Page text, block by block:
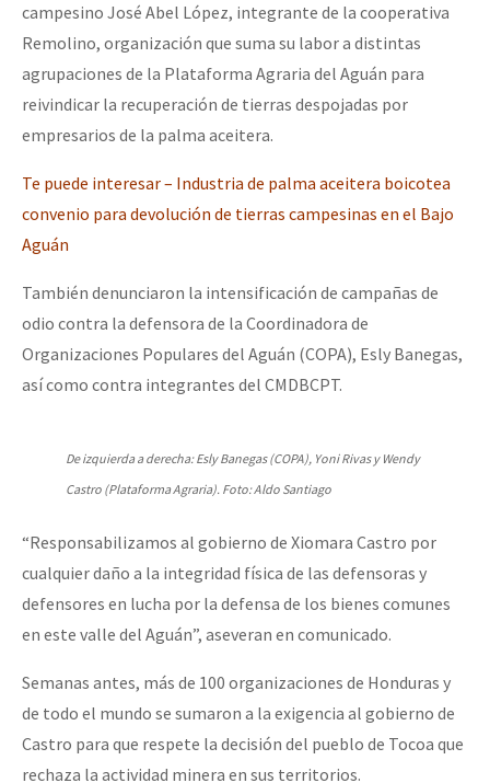
campesino José Abel López, integrante de la cooperativa
Remolino, organización que suma su labor a distintas
agrupaciones de la Plataforma Agraria del Aguán para
reivindicar la recuperación de tierras despojadas por
empresarios de la palma aceitera.
Te puede interesar – Industria de palma aceitera boicotea
convenio para devolución de tierras campesinas en el Bajo
Aguán
También denunciaron la intensificación de campañas de
odio contra la defensora de la Coordinadora de
Organizaciones Populares del Aguán (COPA), Esly Banegas,
así como contra integrantes del CMDBCPT.
De izquierda a derecha: Esly Banegas (COPA), Yoni Rivas y Wendy
Castro (Plataforma Agraria). Foto: Aldo Santiago
“Responsabilizamos al gobierno de Xiomara Castro por
cualquier daño a la integridad física de las defensoras y
defensores en lucha por la defensa de los bienes comunes
en este valle del Aguán”, aseveran en comunicado.
Semanas antes, más de 100 organizaciones de Honduras y
de todo el mundo se sumaron a la exigencia al gobierno de
Castro para que respete la decisión del pueblo de Tocoa que
rechaza la actividad minera en sus territorios.